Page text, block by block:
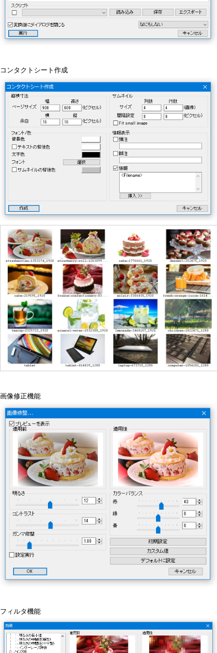
コンタクトシート作成
画像修正機能
フィルタ機能